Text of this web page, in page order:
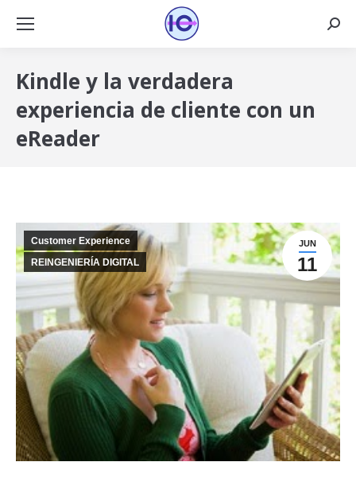
Kindle y la verdadera
experiencia de cliente con un
eReader
JUN
11
Customer Experience
REINGENIERÍA DIGITAL